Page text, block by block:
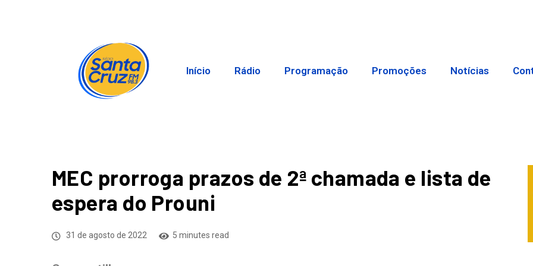
Início Rádio Programação Promoções Notícias
MEC prorroga prazos de 2ª chamada e lista de
espera do Prouni
31 de agosto de 2022 5 minutes read